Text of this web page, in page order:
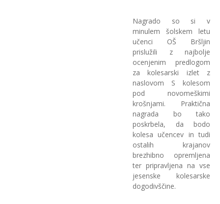
Nagrado so si v
minulem šolskem letu
učenci OŠ Bršljin
prislužili z najbolje
ocenjenim predlogom
za kolesarski izlet z
naslovom S kolesom
pod novomeškimi
krošnjami. Praktična
nagrada bo tako
poskrbela, da bodo
kolesa učencev in tudi
ostalih krajanov
brezhibno opremljena
ter pripravljena na vse
jesenske kolesarske
dogodivščine.